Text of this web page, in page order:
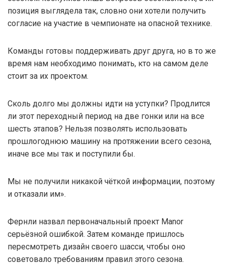
позиция выглядела так, словно они хотели получить
согласие на участие в чемпионате на опасной технике.
Команды готовы поддерживать друг друга, но в то же
время нам необходимо понимать, кто на самом деле
стоит за их проектом.
Сколь долго мы должны идти на уступки? Продлится
ли этот переходный период на две гонки или на все
шесть этапов? Нельзя позволять использовать
прошлогоднюю машину на протяжении всего сезона,
иначе все мы так и поступили бы.
Мы не получили никакой чёткой информации, поэтому
и отказали им».
Фернли назвал первоначальный проект Manor
серьёзной ошибкой. Затем команде пришлось
пересмотреть дизайн своего шасси, чтобы оно
советовало требованиям правил этого сезона.